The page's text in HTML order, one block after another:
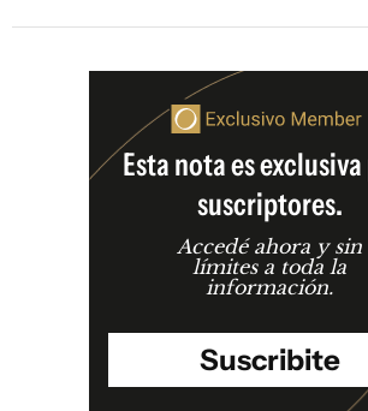
Esta nota es
suscriptores.
Accedé ahora y sin
límites a toda la
información.
Suscribite